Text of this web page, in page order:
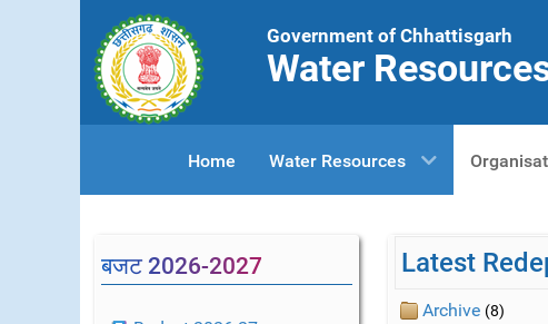
Government of Chhattisgarh
Water
Home Water Resources
बजट 2026-2027 Latest
Archive (8)